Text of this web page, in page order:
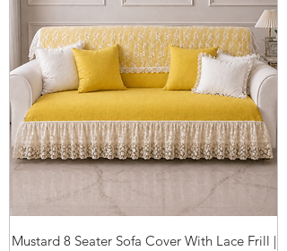
Mustard 8 Seater Sofa Cover With Lace Frill |